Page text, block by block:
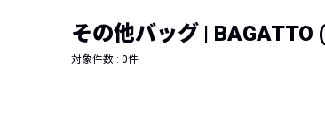
新着アイテム
編集部のおすすめアイテム
コー
その他バッグ | BAGATTO
対象件数 : 0件